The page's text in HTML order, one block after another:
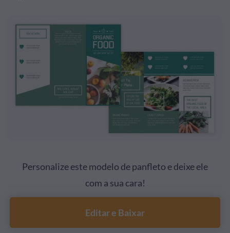
Personalize este modelo de panfleto e deixe ele
com a sua cara!
Editar e Baixar